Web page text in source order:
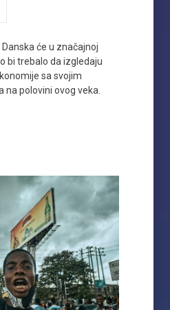
će u značajnoj
bi trebalo da izgledaju
sa svojim
polovini ovog veka.